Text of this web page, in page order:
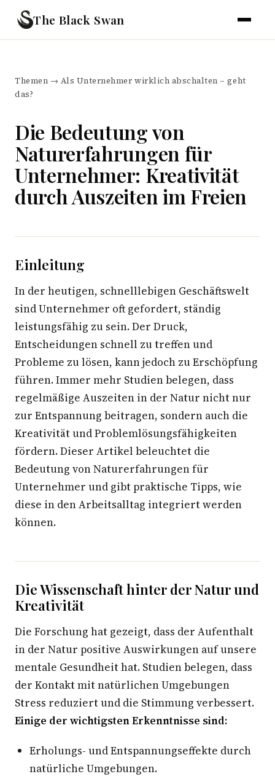
The Black Swan
Themen → Als Unternehmer wirklich abschalten – geht
das?
Die Bedeutung von
Naturerfahrungen für
Unternehmer: Kreativität
durch Auszeiten im Freien
Einleitung
In der heutigen, schnelllebigen Geschäftswelt
sind Unternehmer oft gefordert, ständig
leistungsfähig zu sein. Der Druck,
Entscheidungen schnell zu treffen und
Probleme zu lösen, kann jedoch zu Erschöpfung
führen. Immer mehr Studien belegen, dass
regelmäßige Auszeiten in der Natur nicht nur
zur Entspannung beitragen, sondern auch die
Kreativität und Problemlösungsfähigkeiten
fördern. Dieser Artikel beleuchtet die
Bedeutung von Naturerfahrungen für
Unternehmer und gibt praktische Tipps, wie
diese in den Arbeitsalltag integriert werden
können.
Die Wissenschaft hinter der Natur und
Kreativität
Die Forschung hat gezeigt, dass der Aufenthalt
in der Natur positive Auswirkungen auf unsere
mentale Gesundheit hat. Studien belegen, dass
der Kontakt mit natürlichen Umgebungen
Stress reduziert und die Stimmung verbessert.
Einige der wichtigsten Erkenntnisse sind:
Erholungs- und Entspannungseffekte durch
natürliche Umgebungen.